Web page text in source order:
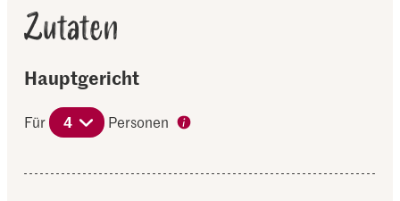
Zutaten
Hauptgericht
Für 4 Personen